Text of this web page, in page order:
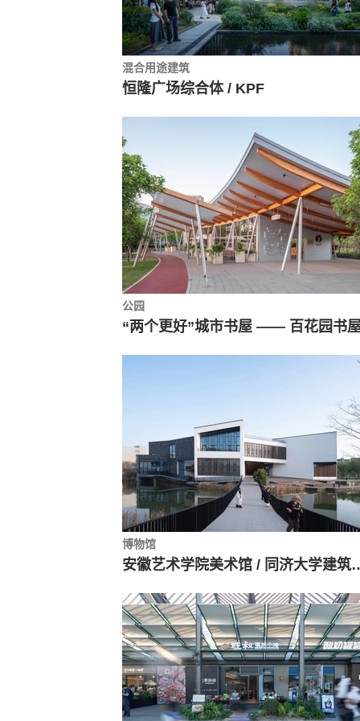
混合用途建筑
恒隆广场综合体 / KPF
公园
博物馆
安徽艺术学院美术馆 / 同